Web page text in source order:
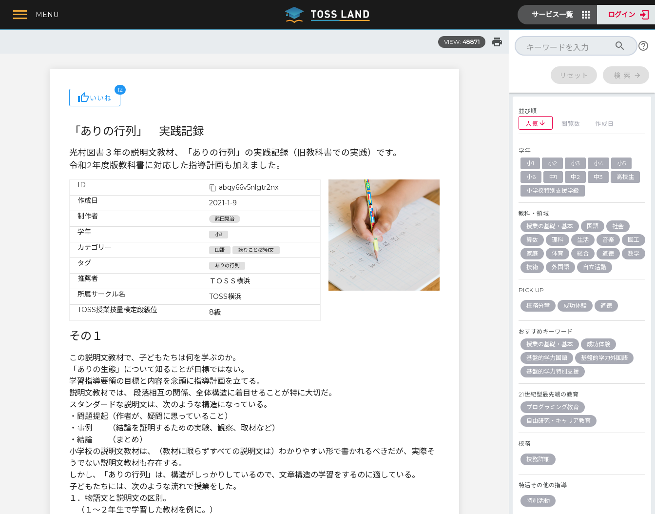
MENU サービス一覧 ログイン
VIEW: 48871
いいね
12
「ありの行列」 実践記録
光村図書３年の説明文教材、「ありの行列」の実践記録（旧教科書での実践）です。
令和2年度版教科書に対応した指導計画も加えました。
ID
abqy66v5nlgtr2nx
作成日
2021-1-9
制作者
武田晃治
学年 小3
カテゴリー 国語 読むこと/説明文
タグ ありの行列
推薦者
ＴＯＳＳ横浜
所属サークル名
TOSS横浜
TOSS授業技量検定段級位
8級
その１
この説明文教材で、子どもたちは何を学ぶのか。
「ありの生態」について知ることが目標ではない。
学習指導要領の目標と内容を念頭に指導計画を立てる。
説明文教材では、 段落相互の関係、全体構造に着目せることが特に大切だ。
スタンダードな説明文は、次のような構造になっている。
・問題提起（作者が、疑問に思っていること）
・事例 （結論を証明するための実験、観察、取材など）
・結論 （まとめ）
小学校の説明文教材は、（教材に限らずすべての説明文は）わかりやすい形で書かれるべきだが、実際そ
うでない説明文教材も存在する。
しかし、「ありの行列」は、構造がしっかりしているので、文章構造の学習をするのに適している。
子どもたちには、次のような流れで授業をした。
１．物語文と説明文の区別。
（１～２年生で学習した教材を例に。）
リセット 検 索
並び順
人気
閲覧数 作成日
学年
小1
小2 小3 小4
小5
小6
中1 中2 中3
高校生
小学校特別支援学級
教科・領域
授業の基礎・基本
国語
社会
算数
理科 生活 音楽
図工
家庭
体育 総合 道徳
数学
技術
外国語 自立活動
PICK UP
校務分掌 成功体験 道徳
おすすめキーワード
授業の基礎・基本
成功体験
基盤的学力国語
基盤的学力外国語
基盤的学力特別支援
21世紀型最先端の教育
プログラミング教育
自由研究・キャリア教育
校務
校務詳細
特活その他の指導
特別活動